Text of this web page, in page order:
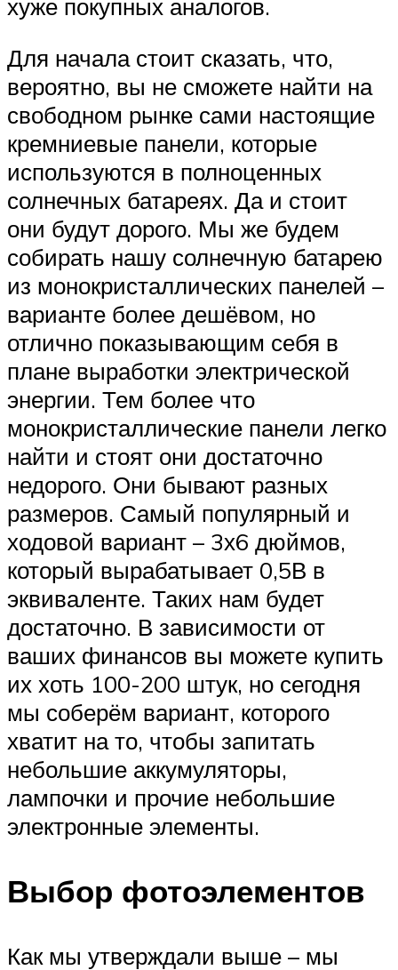
хуже покупных аналогов.
Для начала стоит сказать, что,
вероятно, вы не сможете найти на
свободном рынке сами настоящие
кремниевые панели, которые
используются в полноценных
солнечных батареях. Да и стоит
они будут дорого. Мы же будем
собирать нашу солнечную батарею
из монокристаллических панелей –
варианте более дешёвом, но
отлично показывающим себя в
плане выработки электрической
энергии. Тем более что
монокристаллические панели легко
найти и стоят они достаточно
недорого. Они бывают разных
размеров. Самый популярный и
ходовой вариант – 3х6 дюймов,
который вырабатывает 0,5В в
эквиваленте. Таких нам будет
достаточно. В зависимости от
ваших финансов вы можете купить
их хоть 100-200 штук, но сегодня
мы соберём вариант, которого
хватит на то, чтобы запитать
небольшие аккумуляторы,
лампочки и прочие небольшие
электронные элементы.
Выбор фотоэлементов
Как мы утверждали выше – мы